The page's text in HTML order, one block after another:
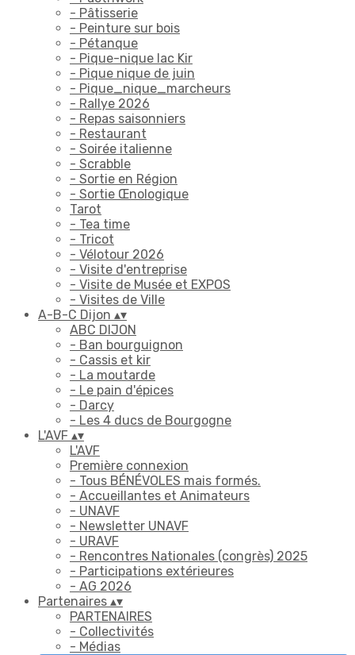
- Pâtisserie
- Peinture sur bois
- Pétanque
- Pique-nique lac Kir
- Pique nique de juin
- Pique_nique_marcheurs
- Rallye 2026
- Repas saisonniers
- Restaurant
- Soirée italienne
- Scrabble
- Sortie en Région
- Sortie Œnologique
Tarot
- Tea time
- Tricot
- Vélotour 2026
- Visite d'entreprise
- Visite de Musée et EXPOS
- Visites de Ville
A-B-C Dijon ▴▾
ABC DIJON
- Ban bourguignon
- Cassis et kir
- La moutarde
- Le pain d'épices
- Darcy
- Les 4 ducs de Bourgogne
L'AVF ▴▾
L'AVF
Première connexion
- Tous BÉNÉVOLES mais formés.
- Accueillantes et Animateurs
- UNAVF
- Newsletter UNAVF
- URAVF
- Rencontres Nationales (congrès) 2025
- Participations extérieures
- AG 2026
Partenaires ▴▾
PARTENAIRES
- Collectivités
- Médias